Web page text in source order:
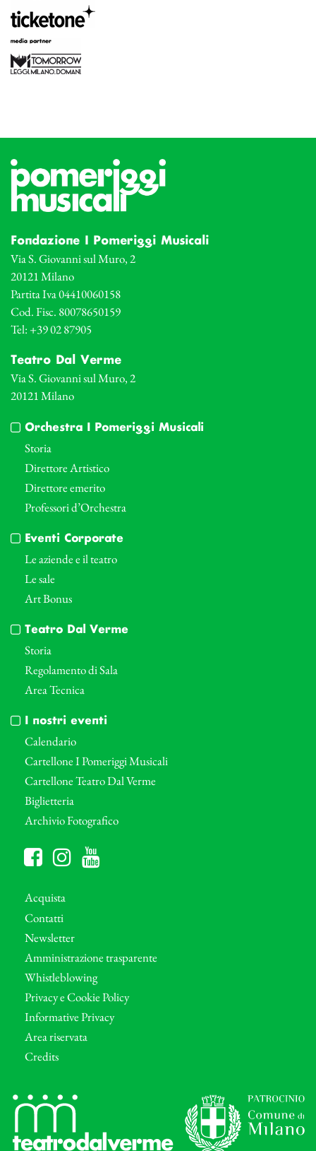
Fondazione I Pomeriggi Musicali
Via S. Giovanni sul Muro, 2
20121 Milano
Partita Iva 04410060158
Cod. Fisc. 80078650159
Tel: +39 02 87905
Teatro Dal Verme
Via S. Giovanni sul Muro, 2
20121 Milano
Orchestra I Pomeriggi Musicali
Storia
Direttore Artistico
Direttore emerito
Professori d’Orchestra
Eventi Corporate
Le aziende e il teatro
Le sale
Art Bonus
Teatro Dal Verme
Storia
Regolamento di Sala
Area Tecnica
I nostri eventi
Calendario
Cartellone I Pomeriggi Musicali
Cartellone Teatro Dal Verme
Biglietteria
Archivio Fotografico
Acquista
Contatti
Newsletter
Amministrazione trasparente
Whistleblowing
Privacy e Cookie Policy
Informative Privacy
Area riservata
Credits